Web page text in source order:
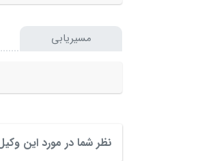
مسیریابی
نظر شما در مورد این